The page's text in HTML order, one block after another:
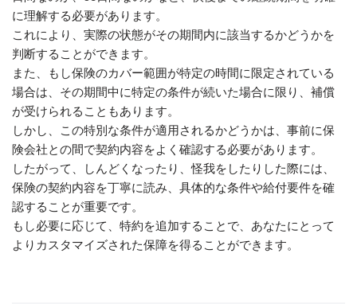
に理解する必要があります。
これにより、実際の状態がその期間内に該当するかどうかを
判断することができます。
また、もし保険のカバー範囲が特定の時間に限定されている
場合は、その期間中に特定の条件が続いた場合に限り、補償
が受けられることもあります。
しかし、この特別な条件が適用されるかどうかは、事前に保
険会社との間で契約内容をよく確認する必要があります。
したがって、しんどくなったり、怪我をしたりした際には、
保険の契約内容を丁寧に読み、具体的な条件や給付要件を確
認することが重要です。
もし必要に応じて、特約を追加することで、あなたにとって
よりカスタマイズされた保障を得ることができます。